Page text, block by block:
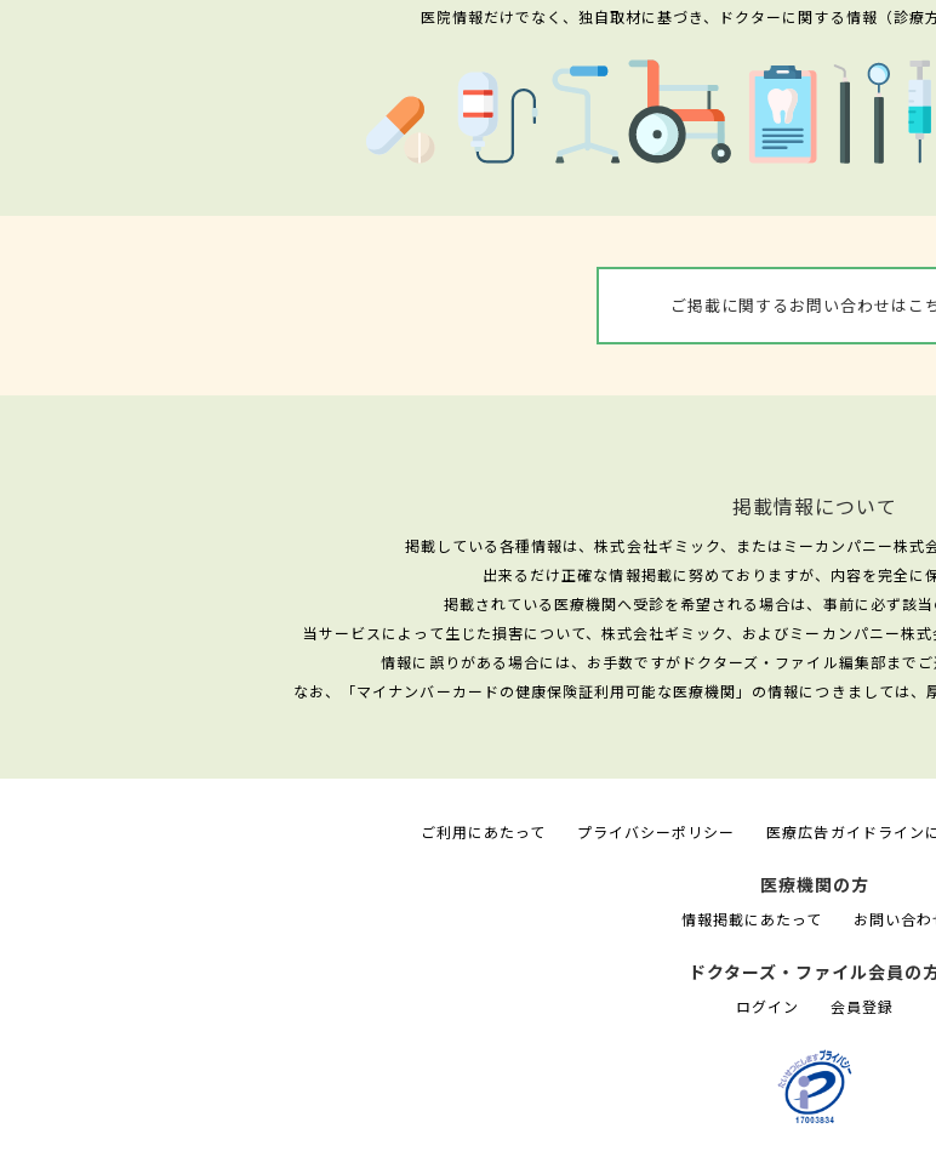
医院情報だけでなく、独自取材に基づき、ドクターに関する情報（診療
ご掲載に関するお問い合わせはこ
掲載情報について
掲載している各種情報は、株式会社ギミック、またはミーカンパニー株式
出来るだけ正確な情報掲載に努めておりますが、内容を完全に
掲載されている医療機関へ受診を希望される場合は、事前に必ず該当
当サービスによって生じた損害について、株式会社ギミック、およびミーカンパニー株
情報に誤りがある場合には、お手数ですがドクターズ・ファイル編集部まで
なお、「マイナンバーカードの健康保険証利用可能な医療機関」の情報につきましては、
ご利用にあたって プライバシーポリシー 医療広告ガイドライン
医療機関の方
情報掲載にあたって お問い合わ
ドクターズ・ファイル会員の
ログイン 会員登録